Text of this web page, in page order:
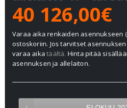
40 126,00€
Varaa aika renkaiden asennukseen
ostoskoriin. Jos tarvitset
varaa aikatäältä. Hinta pitää
asennuksen ja allelaiton.